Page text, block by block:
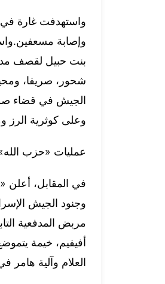
واستهدفت غارة
وإصابة
بنت حبيل لقصف
شحور، صريفا،
الجيش في قضاء
وعلى كوثرية الرز
عمليات «حزب
في المقابل، أعلن
مربض المدفعية
أفيفيم، خيمة
العلام وآلية هامر